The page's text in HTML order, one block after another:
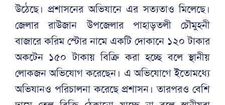
উঠেছে। প্রশাসনের অভিযানে এর সত্যতাও মিলেছে।
জেলার রাউজান উপজেলার পাহাড়তলী চৌমুহনী
বাজারে করিম স্টোর নামে একটি দোকানে ১২০ টাকার
অকটেন ১৫০ টাকায় বিক্রি করা হচ্ছে বলে স্থানীয়
লোকজন অভিযোগ করেছেন। এ অভিযোগে ইতোমধ্যে
অভিযানও পরিচালনা করেছে প্রশাসন। তারপরও বেশি